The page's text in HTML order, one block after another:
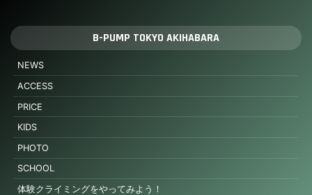
B-PUMP TOKYO AKIHABARA
NEWS
ACCESS
PRICE
KIDS
PHOTO
SCHOOL
体験クライミングをやってみよう！